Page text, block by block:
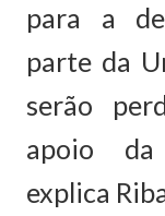
para a
parte da
serão
apoio da
explica